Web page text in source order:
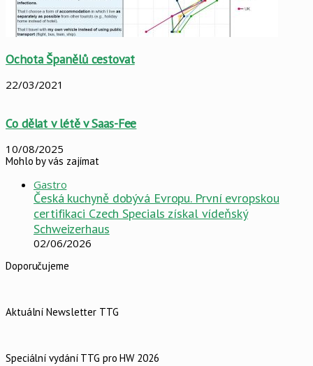
Ochota Španělů cestovat
22/03/2021
Co dělat v létě v Saas-Fee
10/08/2025
Mohlo by vás zajímat
Gastro
Česká kuchyně dobývá Evropu. První evropskou
certifikaci Czech Specials získal vídeňský
Schweizerhaus
02/06/2026
Doporučujeme
Aktuální Newsletter TTG
Speciální vydání TTG pro HW 2026